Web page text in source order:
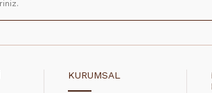
KURUMSAL